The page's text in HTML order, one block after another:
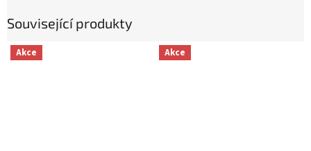
Související produkty
Akce Akce